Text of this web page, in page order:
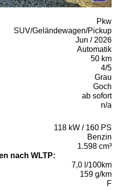
Pkw
SUV/Geländewagen/Pickup
Jun / 2026
Automatik
50 km
4/5
Grau
Goch
ab sofort
n/a
118 kW / 160 PS
Benzin
1.598 cm³
nach WLTP:
7,0 l/100km
159 g/km
F